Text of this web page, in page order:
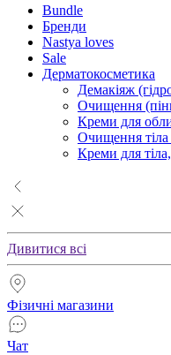
Bundle
Бренди
Nastya loves
Sale
Дерматокосметика
Демакіяж
Очищення
Креми для
Очищення тіла
Креми для
Дивитися всі
Фізичні магазини
Чат